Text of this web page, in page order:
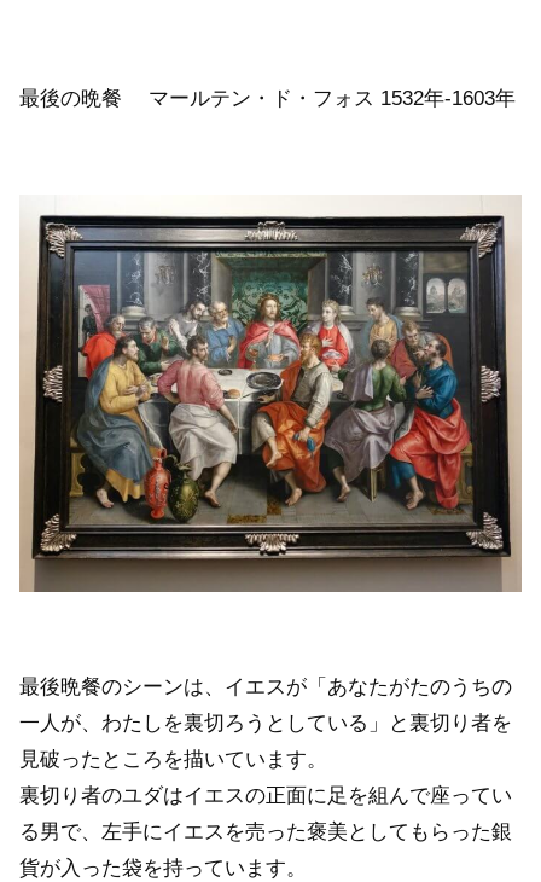
最後の晩餐 マールテン・ド・フォス 1532年-1603年
最後晩餐のシーンは、イエスが「あなたがたのうちの
一人が、わたしを裏切ろうとしている」と裏切り者を
見破ったところを描いています。
裏切り者のユダはイエスの正面に足を組んで座ってい
る男で、左手にイエスを売った褒美としてもらった銀
貨が入った袋を持っています。